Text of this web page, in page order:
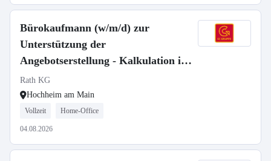
Bürokaufmann (w/m/d) zur
Unterstützung der
Angebotserstellung - Kalkulation im
Bereich Heizung / Installation /
Sanitär / Lüftung
Rath KG
Hochheim am Main
Vollzeit Home-Office
04.08.2026